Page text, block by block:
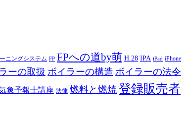
ニングシステム FP FPへの道by萌 H.28 IPA iPad iPhone
ーの取扱 ボイラーの構造 ボイラーの法令
象予報士講座 法律 燃料と燃焼登録販売者